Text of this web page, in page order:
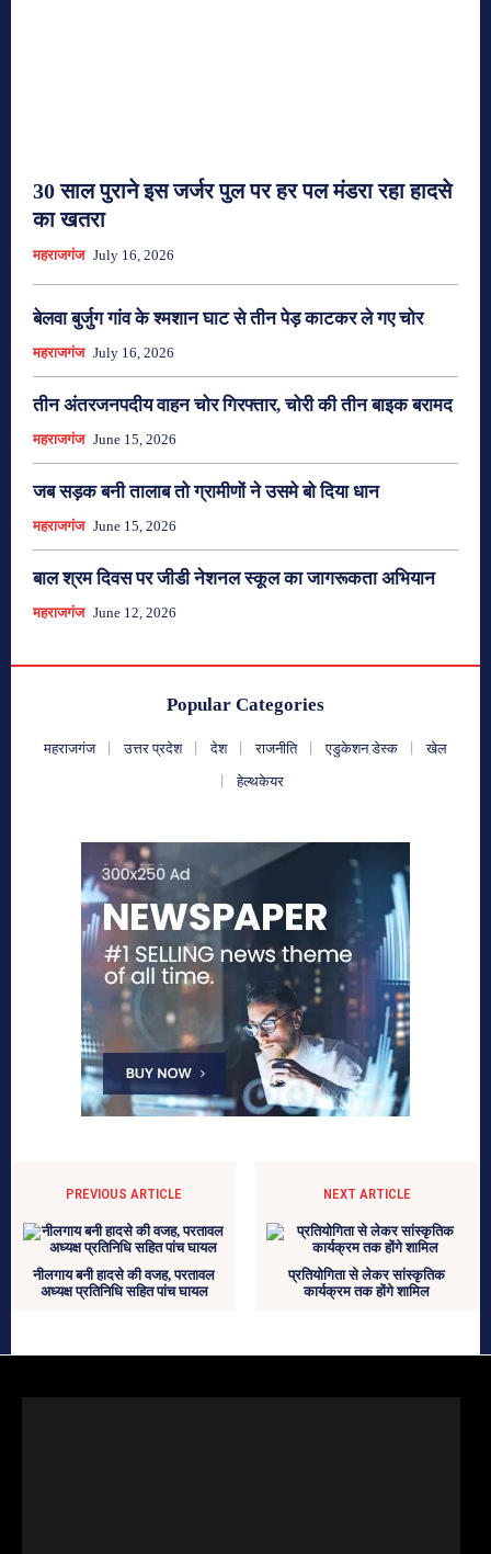
30 साल पुराने इस जर्जर पुल पर हर पल मंडरा रहा हादसे
का खतरा
महराजगंज July 16, 2026
बेलवा बुर्जुग गांव के श्मशान घाट से तीन पेड़ काटकर ले गए चोर
महराजगंज July 16, 2026
तीन अंतरजनपदीय वाहन चोर गिरफ्तार, चोरी की तीन बाइक बरामद
महराजगंज June 15, 2026
जब सड़क बनी तालाब तो ग्रामीणों ने उसमे बो दिया धान
महराजगंज June 15, 2026
बाल श्रम दिवस पर जीडी नेशनल स्कूल का जागरूकता अभियान
महराजगंज June 12, 2026
Popular Categories
महराजगंज उत्तर प्रदेश देश राजनीति एडुकेशन डेस्क
खेल
हेल्थकेयर
PREVIOUS ARTICLE
नीलगाय बनी हादसे की वजह, परतावल
अध्यक्ष प्रतिनिधि सहित पांच घायल
NEXT ARTICLE
प्रतियोगिता से लेकर सांस्कृतिक
कार्यक्रम तक होंगे शामिल